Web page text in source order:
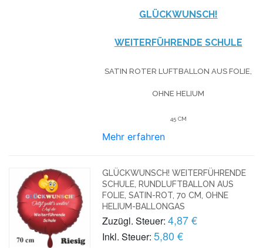
GLÜCKWUNSCH!
WEITERFÜHRENDE SCHULE
SATIN ROTER LUFTBALLON AUS FOLIE,
OHNE HELIUM
45 CM
Mehr erfahren
GLÜCKWUNSCH! WEITERFÜHRENDE
SCHULE, RUNDLUFTBALLON AUS
FOLIE, SATIN-ROT, 70 CM, OHNE
HELIUM-BALLONGAS
Zuzügl. Steuer: 4,87 €
Inkl. Steuer: 5,80 €